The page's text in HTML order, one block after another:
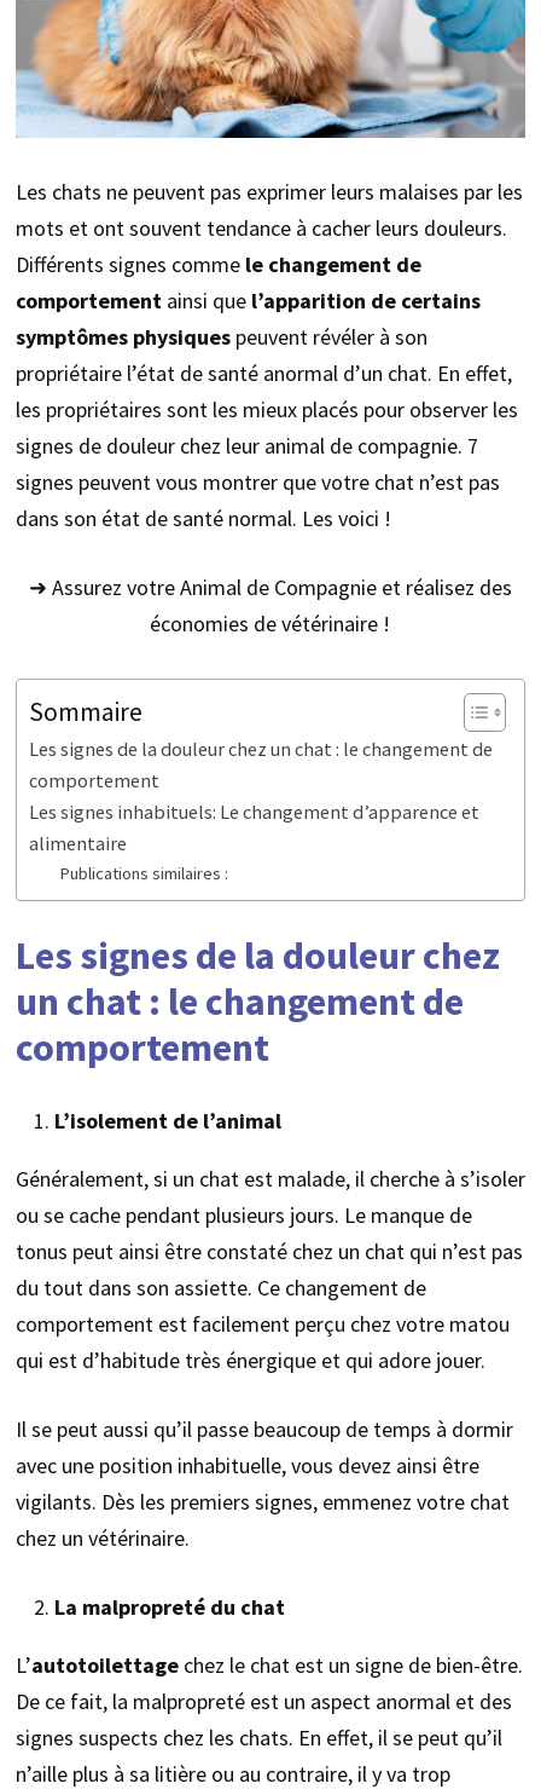
Les chats ne peuvent pas exprimer leurs malaises par les
mots et ont souvent tendance à cacher leurs douleurs.
Différents signes comme le changement de
comportementainsi que l’apparition de certains
symptômes physiquespeuvent révéler à son
propriétaire l’état de santé anormal d’un chat. En effet,
les propriétaires sont les mieux placés pour observer les
signes de douleur chez leur animal de compagnie. 7
signes peuvent vous montrer que votre chat n’est pas
dans son état de santé normal. Les voici !
➜ Assurez votre Animal de Compagnie et réalisez des
économies de vétérinaire !
Sommaire
Les signes de la douleur chez un chat : le changement de
comportement
Les signes inhabituels: Le changement d’apparence et
alimentaire
Publications similaires :
Les signes de la douleur chez
un chat : le changement de
comportement
L’isolement de l’animal
Généralement, si un chat est malade, il cherche à s’isoler
ou se cache pendant plusieurs jours. Le manque de
tonus peut ainsi être constaté chez un chat qui n’est pas
du tout dans son assiette. Ce changement de
comportement est facilement perçu chez votre matou
qui est d’habitude très énergique et qui adore jouer.
Il se peut aussi qu’il passe beaucoup de temps à dormir
avec une position inhabituelle, vous devez ainsi être
vigilants. Dès les premiers signes, emmenez votre chat
chez un vétérinaire.
La malpropreté du chat
L’autotoilettage chez le chat est un signe de bien-être.
De ce fait, la malpropreté est un aspect anormal et des
signes suspects chez les chats. En effet, il se peut qu’il
n’aille plus à sa litière ou au contraire, il y va trop